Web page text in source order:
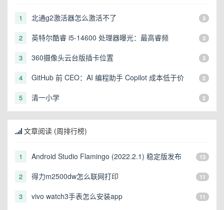
1 北通g2激活器怎么激活不了 3
2
英特尔酷睿 i5-14600 处理器曝光：最高睿频
3
3 360摄像头云台版插卡位置 3
4
GitHub 前 CEO：AI 编程助手 Copilot 成本低于价
2
5 清一小学 2
文章阅读 (周排行榜)
1 Android Studio Flamingo (2022.2.1) 稳定版发布 13
2 得力m2500dw怎么联网打印 11
3 vivo watch3手表怎么安装app 11